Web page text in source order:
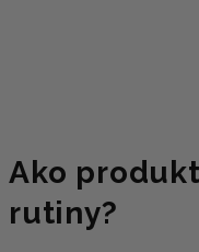
Ako
rutiny?